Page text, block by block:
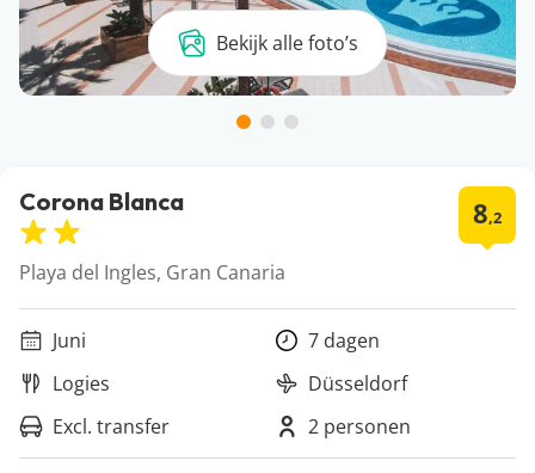
Bekijk alle foto’s
Corona Blanca 8,2
Playa del Ingles, Gran Canaria
Juni
7 dagen
Logies
Düsseldorf
Excl. transfer
2 personen